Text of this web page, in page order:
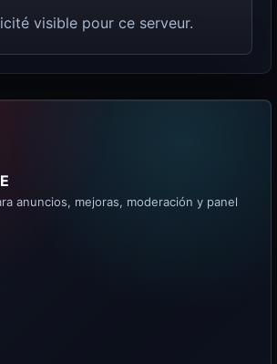
visible pour ce serveur.
anuncios, mejoras, moderación y panel